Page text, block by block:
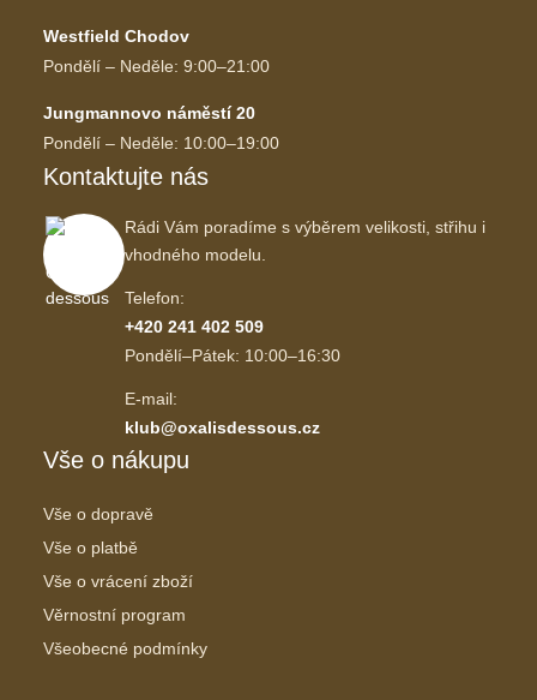
Westfield Chodov
Pondělí – Neděle: 9:00–21:00
Jungmannovo náměstí 20
Pondělí – Neděle: 10:00–19:00
Kontaktujte nás
Rádi Vám poradíme s výběrem velikosti, střihu i
vhodného modelu.
Telefon:
+420 241 402 509
Pondělí–Pátek: 10:00–16:30
E-mail:
klub@oxalisdessous.cz
Vše o nákupu
Vše o dopravě
Vše o platbě
Vše o vrácení zboží
Věrnostní program
Všeobecné podmínky